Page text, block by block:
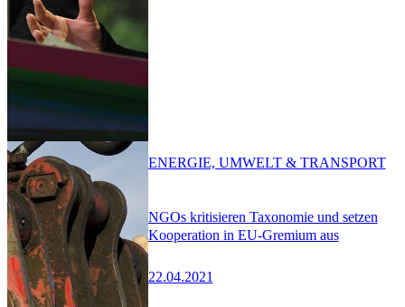
NGOs kritisieren Taxonomie und setzen
Kooperation in EU-Gremium aus
22.04.2021
ENERGIE, UMWELT & TRANSPORT